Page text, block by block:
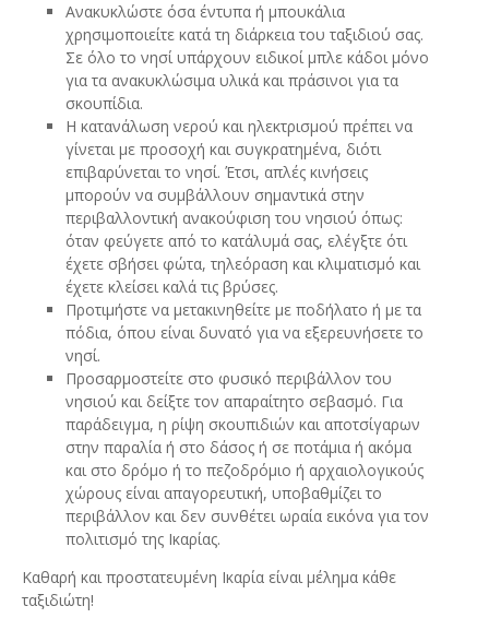
Ανακυκλώστε όσα έντυπα ή μπουκάλια
χρησιμοποιείτε κατά τη διάρκεια του ταξιδιού σας.
Σε όλο το νησί υπάρχουν ειδικοί μπλε κάδοι μόνο
για τα ανακυκλώσιμα υλικά και πράσινοι για τα
σκουπίδια.
Η κατανάλωση νερού και ηλεκτρισμού πρέπει να
γίνεται με προσοχή και συγκρατημένα, διότι
επιβαρύνεται το νησί. Έτσι, απλές κινήσεις
μπορούν να συμβάλλουν σημαντικά στην
περιβαλλοντική ανακούφιση του νησιού όπως:
όταν φεύγετε από το κατάλυμά σας, ελέγξτε ότι
έχετε σβήσει φώτα, τηλεόραση και κλιματισμό και
έχετε κλείσει καλά τις βρύσες.
Προτιμήστε να μετακινηθείτε με ποδήλατο ή με τα
πόδια, όπου είναι δυνατό για να εξερευνήσετε το
νησί.
Προσαρμοστείτε στο φυσικό περιβάλλον του
νησιού και δείξτε τον απαραίτητο σεβασμό. Για
παράδειγμα, η ρίψη σκουπιδιών και αποτσίγαρων
στην παραλία ή στο δάσος ή σε ποτάμια ή ακόμα
και στο δρόμο ή το πεζοδρόμιο ή αρχαιολογικούς
χώρους είναι απαγορευτική, υποβαθμίζει το
περιβάλλον και δεν συνθέτει ωραία εικόνα για τον
πολιτισμό της Ικαρίας.
Καθαρή και προστατευμένη Ικαρία είναι μέλημα κάθε
ταξιδιώτη!